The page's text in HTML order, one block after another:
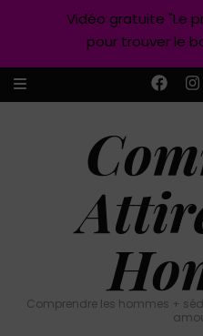
Comprendre les hommes +
Vidéo gratuite "Le
pour trouver le